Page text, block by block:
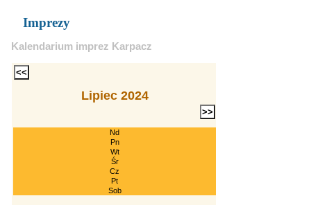
Imprezy
Kalendarium imprez Karpacz
Lipiec 2024
Nd
Pn
Wt
Śr
Cz
Pt
Sob